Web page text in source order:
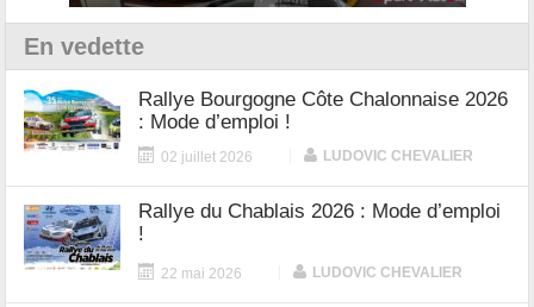
En vedette
Rallye Bourgogne Côte Chalonnaise 2026
: Mode d’emploi !
02 juillet 2026 LUDOVIC CHEVALIER
Rallye du Chablais 2026 : Mode d’emploi
!
22 mai 2026 LUDOVIC CHEVALIER